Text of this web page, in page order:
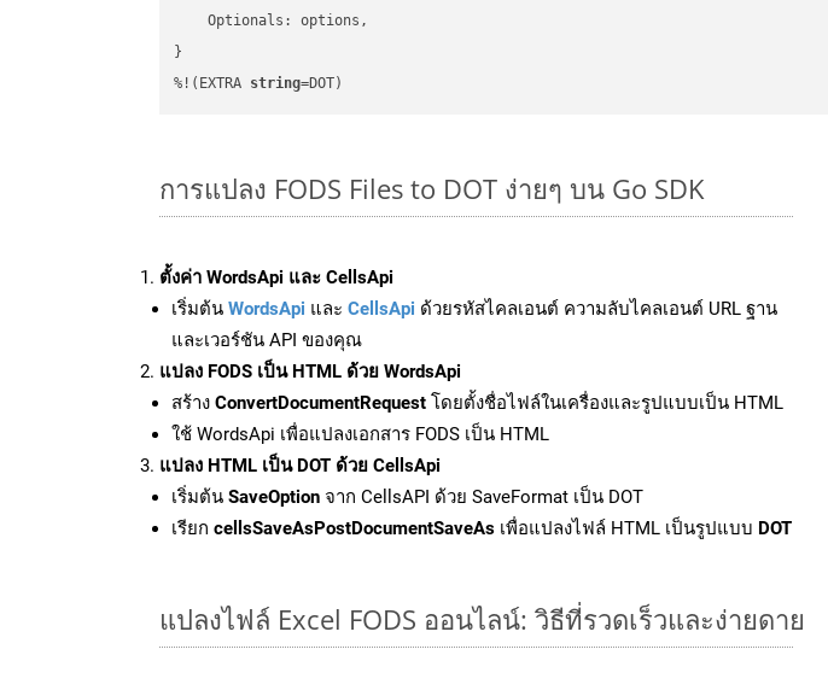
    Optionals: options,
}
%!(EXTRA string=DOT)
การแปลง FODS Files to DOT ง่ายๆ บน Go SDK
ตั้งค่า WordsApi และ CellsApi
เริ่มต้น WordsApi และ CellsApi ด้วยรหัสไคลเอนต์ ความลับไคลเอนต์ URL ฐาน
และเวอร์ชัน API ของคุณ
แปลง FODS เป็น HTML ด้วย WordsApi
สร้าง ConvertDocumentRequest โดยตั้งชื่อไฟล์ในเครื่องและรูปแบบเป็น HTML
ใช้ WordsApi เพื่อแปลงเอกสาร FODS เป็น HTML
แปลง HTML เป็น DOT ด้วย CellsApi
เริ่มต้น SaveOption จาก CellsAPI ด้วย SaveFormat เป็น DOT
เรียก cellsSaveAsPostDocumentSaveAs เพื่อแปลงไฟล์ HTML เป็นรูปแบบ DOT
แปลงไฟล์ Excel FODS ออนไลน์: วิธีที่รวดเร็วและง่ายดาย